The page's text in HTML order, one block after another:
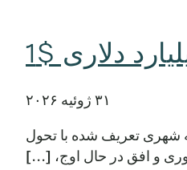
۳۱ ژوئیه ۲۰۲۶
تعریف شده با تحول
و افق در حال اوج، [...]